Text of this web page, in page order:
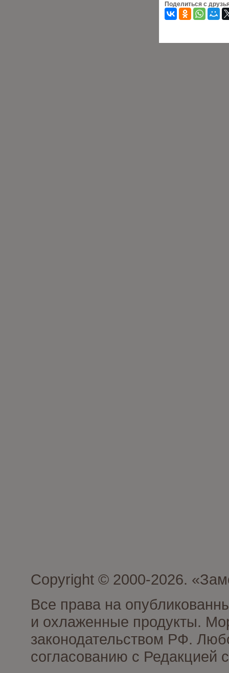
Поделиться с
Copyright © 2000-2026.
Все права на
и охлаженные продукты.
законодательством РФ.
согласованию с Редакцией